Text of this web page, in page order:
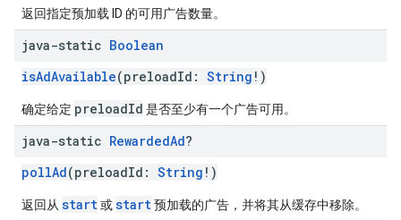
返回指定预加载 ID 的可用广告数量。
java-static Boolean
isAdAvailable(preloadId: String !)
确定给定 preloadId 是否至少有一个广告可用。
java-static RewardedAd?
pollAd(preloadId: String !)
返回从 start或start预加载的广告，并将其从缓存中移除。